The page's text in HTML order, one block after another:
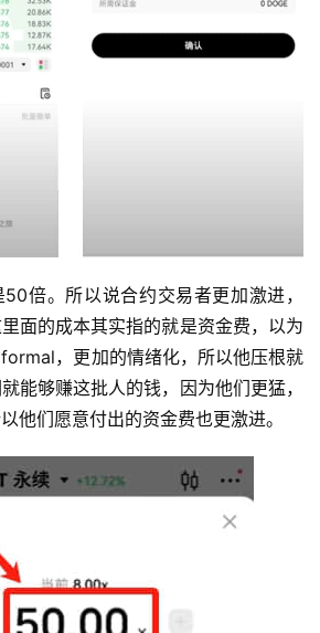
倍。所以说合约交易者更加激进，
面的成本其实指的就是资金费，以为
，更加的情绪化，所以他压根就
能够赚这批人的钱，因为他们更猛，
他们愿意付出的资金费也更激进。